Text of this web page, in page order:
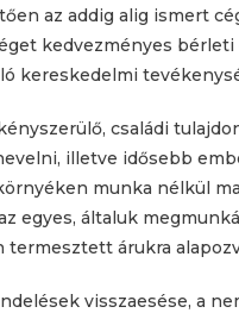
az addig alig ismert
kedvezményes
kereskedelmi
családi
illetve idősebb
munka nélkül
egyes, általuk
árukra
visszaesése, a